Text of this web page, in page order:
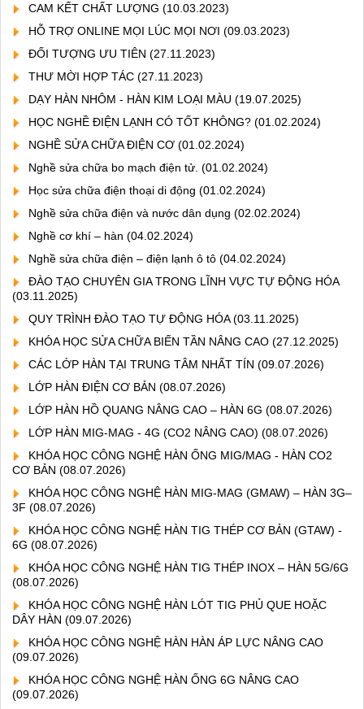
CAM KẾT CHẤT LƯỢNG (10.03.2023)
HỖ TRỢ ONLINE MỌI LÚC MỌI NƠI (09.03.2023)
ĐỐI TƯỢNG ƯU TIÊN (27.11.2023)
THƯ MỜI HỢP TÁC (27.11.2023)
DẠY HÀN NHÔM - HÀN KIM LOẠI MÀU (19.07.2025)
HỌC NGHỀ ĐIỆN LẠNH CÓ TỐT KHÔNG? (01.02.2024)
NGHỀ SỬA CHỮA ĐIỆN CƠ (01.02.2024)
Nghề sửa chữa bo mạch điện tử. (01.02.2024)
Học sửa chữa điện thoại di động (01.02.2024)
Nghề sửa chữa điện và nước dân dụng (02.02.2024)
Nghề cơ khí – hàn (04.02.2024)
Nghề sửa chữa điện – điện lạnh ô tô (04.02.2024)
ĐÀO TẠO CHUYÊN GIA TRONG LĨNH VỰC TỰ ĐỘNG HÓA
(03.11.2025)
QUY TRÌNH ĐÀO TẠO TỰ ĐỘNG HÓA(03.11.2025)
KHÓA HỌC SỬA CHỮA BIẾN TẦN NÂNG CAO (27.12.2025)
CÁC LỚP HÀN TẠI TRUNG TÂM NHẤT TÍN (09.07.2026)
LỚP HÀN ĐIỆN CƠ BẢN (08.07.2026)
LỚP HÀN HỒ QUANG NÂNG CAO – HÀN 6G (08.07.2026)
LỚP HÀN MIG-MAG - 4G (CO2 NÂNG CAO) (08.07.2026)
KHÓA HỌC CÔNG NGHỆ HÀN ỐNG MIG/MAG - HÀN CO2
CƠ BẢN (08.07.2026)
KHÓA HỌC CÔNG NGHỆ HÀN MIG-MAG (GMAW) – HÀN 3G–
3F (08.07.2026)
KHÓA HỌC CÔNG NGHỆ HÀN TIG THÉP CƠ BẢN (GTAW) -
6G (08.07.2026)
KHÓA HỌC CÔNG NGHỆ HÀN TIG THÉP INOX – HÀN 5G/6G
(08.07.2026)
KHÓA HỌC CÔNG NGHỆ HÀN LÓT TIG PHỦ QUE HOẶC
DÂY HÀN (09.07.2026)
KHÓA HỌC CÔNG NGHỆ HÀN HÀN ÁP LỰC NÂNG CAO
(09.07.2026)
KHÓA HỌC CÔNG NGHỆ HÀN ỐNG 6G NÂNG CAO
(09.07.2026)